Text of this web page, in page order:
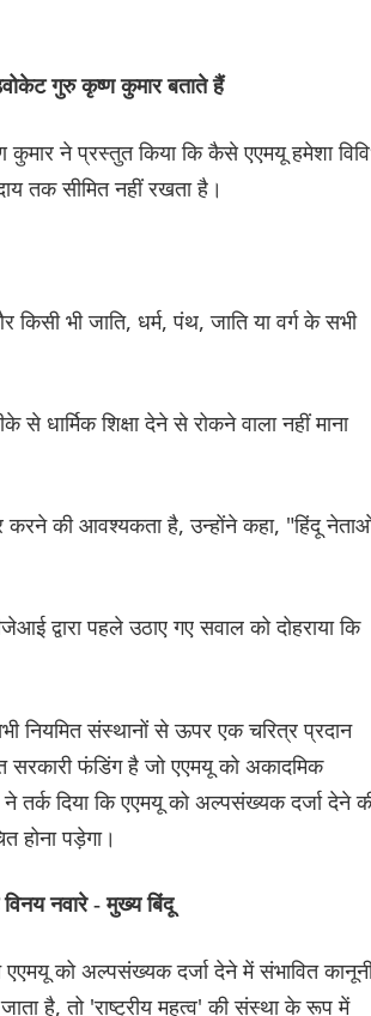
गुरु कृष्ण कुमार बताते हैं
ने प्रस्तुत किया कि कैसे एएमयू हमेशा
तक सीमित नहीं रखता है।
किसी भी जाति, धर्म, पंथ, जाति या वर्ग के सभी
से धार्मिक शिक्षा देने से रोकने वाला नहीं माना
की आवश्यकता है, उन्होंने कहा, "हिंदू
द्वारा पहले उठाए गए सवाल को दोहराया कि
नियमित संस्थानों से ऊपर एक चरित्र प्रदान
फंडिंग है जो एएमयू को अकादमिक
दिया कि एएमयू को अल्पसंख्यक दर्जा देने
होना पड़ेगा।
नवारे - मुख्य बिंदू
को अल्पसंख्यक दर्जा देने में संभावित
है, तो 'राष्ट्रीय महत्व' की संस्था के रूप में